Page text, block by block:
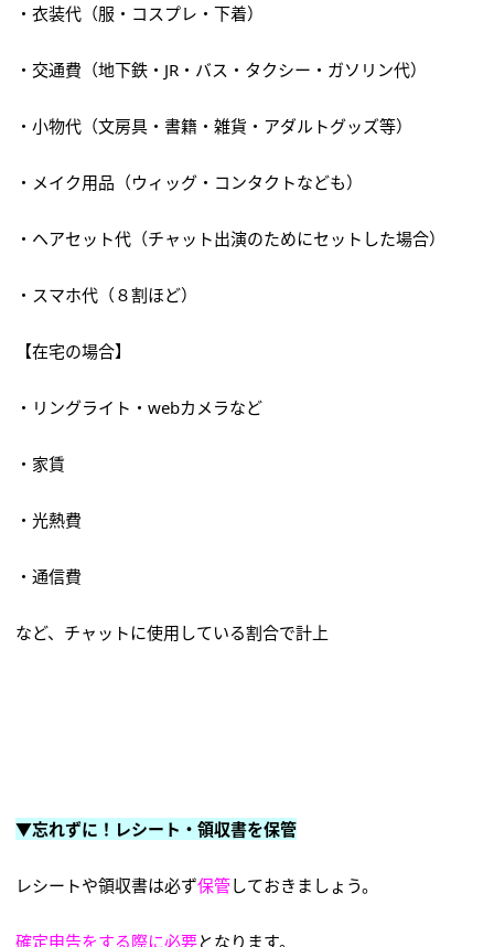
・衣装代（服・コスプレ・下着）
・交通費（地下鉄・JR・バス・タクシー・ガソリン代）
・小物代（文房具・書籍・雑貨・アダルトグッズ等）
・メイク用品（ウィッグ・コンタクトなども）
・ヘアセット代（チャット出演のためにセットした場合）
・スマホ代（８割ほど）
【在宅の場合】
・リングライト・webカメラなど
・家賃
・光熱費
・通信費
など、チャットに使用している割合で計上
▼忘れずに！レシート・領収書を保管
レシートや領収書は必ず保管しておきましょう。
確定申告をする際に必要となります。